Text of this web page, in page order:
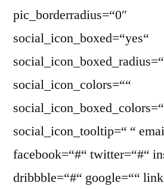
pic_borderradius=“0″
social_icon_boxed=“yes“
social_icon_colors=““
social_icon_tooltip=“ “
facebook=“#“ twitter=“#“
dribbble=“#“ google=““